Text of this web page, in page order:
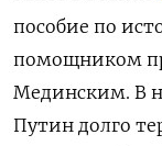
пособие по
помощником
Мединским. В
Путин долго